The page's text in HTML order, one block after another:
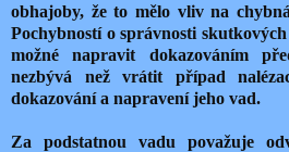
obhajoby, že to mělo vliv na
Pochybností o správnosti
možné napravit dokazováním
nezbývá než vrátit případ
dokazování a napravení jeho vad.
Za podstatnou vadu považuje